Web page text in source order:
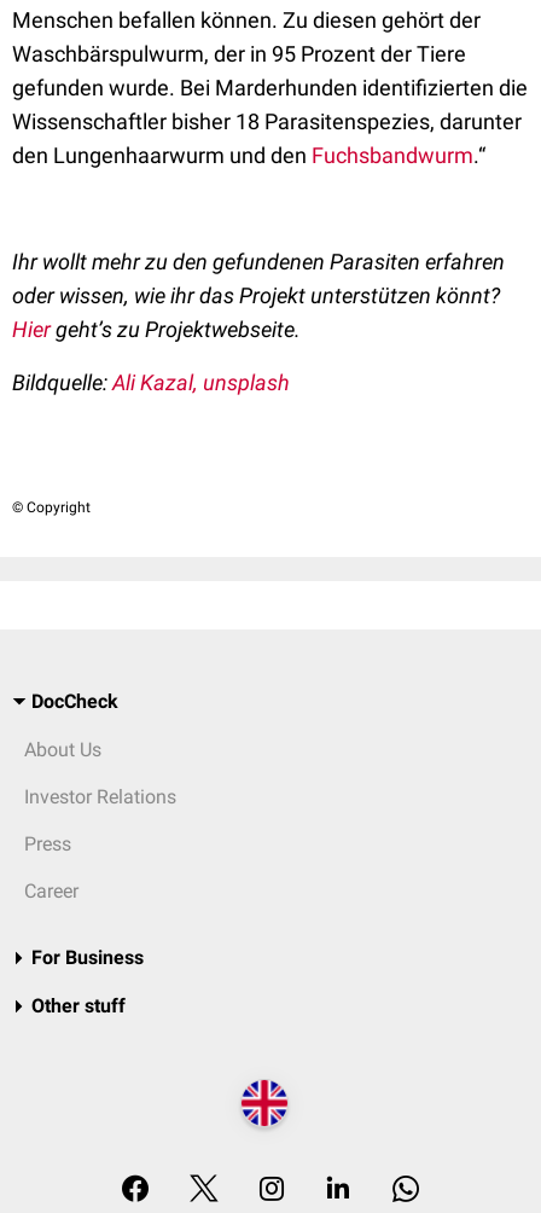
Menschen befallen können. Zu diesen gehört der
Waschbärspulwurm, der in 95 Prozent der Tiere
gefunden wurde. Bei Marderhunden identifizierten die
Wissenschaftler bisher 18 Parasitenspezies, darunter
den Lungenhaarwurm und den Fuchsbandwurm.“
Ihr wollt mehr zu den gefundenen Parasiten erfahren
oder wissen, wie ihr das Projekt unterstützen könnt?
Hiergeht’s zu Projektwebseite.
Bildquelle:Ali Kazal, unsplash
© Copyright
DocCheck
About Us
Investor Relations
Press
Career
For Business
Other stuff